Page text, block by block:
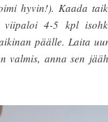
hyvin!). Kaada
viipaloi 4-5 kpl
päälle. Laita
valmis, anna sen